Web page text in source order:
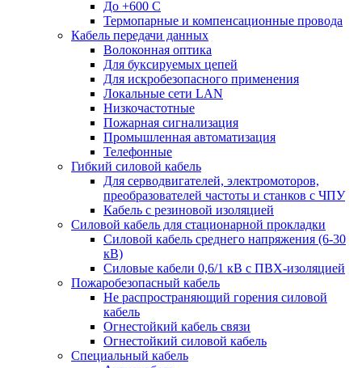
До +600 С
Термопарные и компенсационные провода
Кабель передачи данных
Волоконная оптика
Для буксируемых цепей
Для искробезопасного применения
Локальные сети LAN
Низкочастотные
Пожарная сигнализация
Промышленная автоматизация
Телефонные
Гибкий силовой кабель
Для серводвигателей, электромоторов,
преобразователей частоты и станков с ЧПУ
Кабель с резиновой изоляцией
Силовой кабель для стационарной прокладки
Силовой кабель среднего напряжения (6-30
кВ)
Силовые кабели 0,6/1 кВ с ПВХ-изоляцией
Пожаробезопасный кабель
Не распространяющий горения силовой
кабель
Огнестойкий кабель связи
Огнестойкий силовой кабель
Специальный кабель